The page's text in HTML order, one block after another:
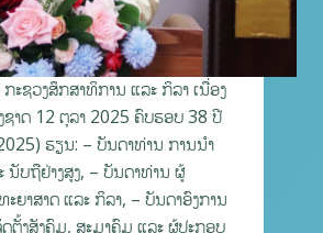
ະຊວງສຶກສາທິການ ແລະ ກິລາ ເນື່ອງ
າດ 12 ຕຸລາ 2025 ຄົບຮອບ 38 ປີ
ຮຽນ: – ບັນດາທ່ານ ການນໍາ
ນັບຖືຢ່າງສູງ, – ບັນດາທ່ານ ຜູ້
ຍາສາດ ແລະ ກິລາ, – ບັນດາອົງການ
ຕັ້ງສັງຄົມ, ສະມາຄົມ ແລະ ຜູ້ປະກອບ